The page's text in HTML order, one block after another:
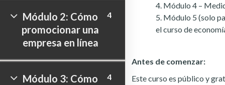
Módulo 2: Cómo
promocionar una
empresa en línea
4
Módulo 3: Cómo
4
Módulo 4 –
Módulo 5 (solo
el curso de
Antes de comenzar:
Este curso es público y